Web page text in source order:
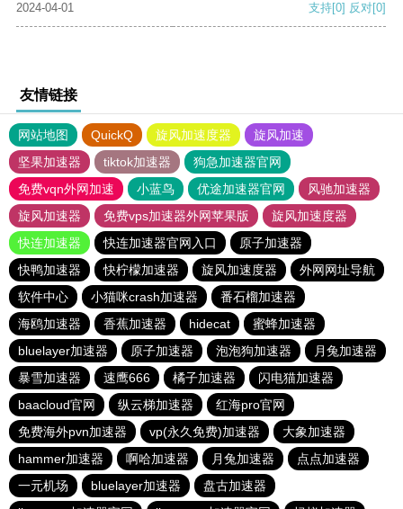
2024-04-01
支持[0] 反对[0]
友情链接
网站地图 QuickQ 旋风加速度器
旋风加速
坚果加速器
tiktok加速器
狗急加速器官网
免费vqn外网加速
小蓝鸟 优途加速器官网
风驰加速器
旋风加速器
免费vps加速器外网苹果版
旋风加速度器
快连加速器
快连加速器官网入口
原子加速器
快鸭加速器
快柠檬加速器 旋风加速度器
外网网址导航
软件中心
小猫咪crash加速器
番石榴加速器
海鸥加速器
香蕉加速器 hidecat
蜜蜂加速器
bluelayer加速器
原子加速器 泡泡狗加速器
月兔加速器
暴雪加速器
速鹰666 橘子加速器
闪电猫加速器
baacloud官网
纵云梯加速器
红海pro官网
免费海外pvn加速器
vp(永久免费)加速器
大象加速器
hammer加速器
啊哈加速器 月兔加速器
点点加速器
一元机场
bluelayer加速器
盘古加速器